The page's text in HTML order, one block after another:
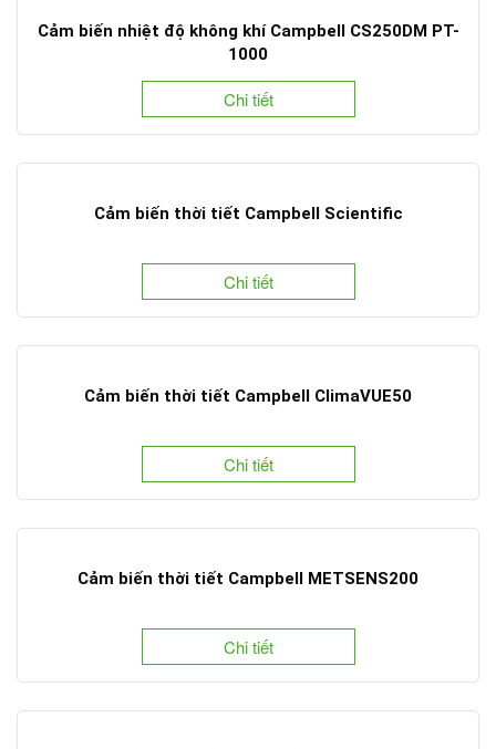
Cảm biến nhiệt độ không khí Campbell CS250DM PT-
1000
Chi tiết
Cảm biến thời tiết Campbell Scientific
Chi tiết
Cảm biến thời tiết Campbell ClimaVUE50
Chi tiết
Cảm biến thời tiết Campbell METSENS200
Chi tiết